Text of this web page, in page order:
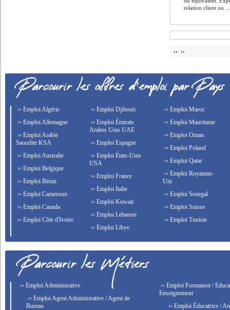
relation client ou ...
›› ››
›› Emploi Algérie
›› Emploi Allemagne
›› Emploi Arabie
Saoudite KSA
›› Emploi Australie
›› Emploi Belgique
›› Emploi Bénin
›› Emploi Cameroun
›› Emploi Canada
›› Emploi Côte d'Ivoire
›› Emploi Djibouti
›› Emploi Émirats
Arabes Unis UAE
›› Emploi Espagne
›› Emploi États-Unis
USA
›› Emploi France
›› Emploi Italie
›› Emploi Kuwait
›› Emploi Lebanon
›› Emploi Libye
›› Emploi Maroc
›› Emploi Mauritanie
›› Emploi Oman
›› Emploi Poland
›› Emploi Qatar
›› Emploi Royaume-
Uni
›› Emploi Senegal
›› Emploi Suisse
›› Emploi Tunisie
›› Emploi Administrative
›› Emploi Agent Administrative / Agent de
Bureau
›› Emploi Formation /
Enseignement
›› Emploi Éducatrice /